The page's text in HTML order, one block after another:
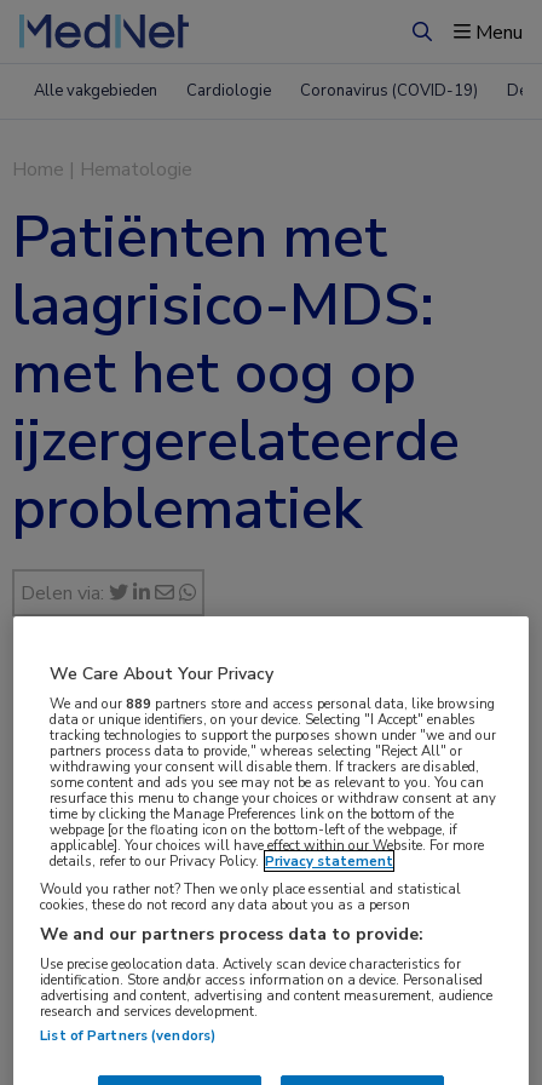
ZoekenMenu
Alle vakgebieden Cardiologie Coronavirus (COVID-19)
Home | Hematologie
Patiënten met
laagrisico-MDS:
met het oog op
ijzergerelateerde
problematiek
Delen via:
jul 2019
Vakgebieden:
Hematologie
Aandachtsgebieden:
MDS
Tags:
erytrocyt ,transfusie
We Care About Your Privacy
We and our889 partners store and access personal data, like browsing
data or unique identifiers, on your device. Selecting "I Accept" enables
tracking technologies to support the purposes shown under "we and our
partners process data to provide," whereas selecting "Reject All" or
withdrawing your consent will disable them. If trackers are disabled,
some content and ads you see may not be as relevant to you. You can
resurface this menu to change your choices or withdraw consent at any
time by clicking the Manage Preferences link on the bottom of the
webpage [or the floating icon on the bottom-left of the webpage, if
applicable]. Your choices will have effect within our Website. For more
details, refer to our Privacy Policy. Privacy statement
Would you rather not? Then we only place essential and statistical
cookies, these do not record any data about you as a person
We and our partners process data to provide:
Use precise geolocation data. Actively scan device characteristics for
identification. Store and/or access information on a device. Personalised
advertising and content, advertising and content measurement, audience
research and services development.
List of Partners (vendors)